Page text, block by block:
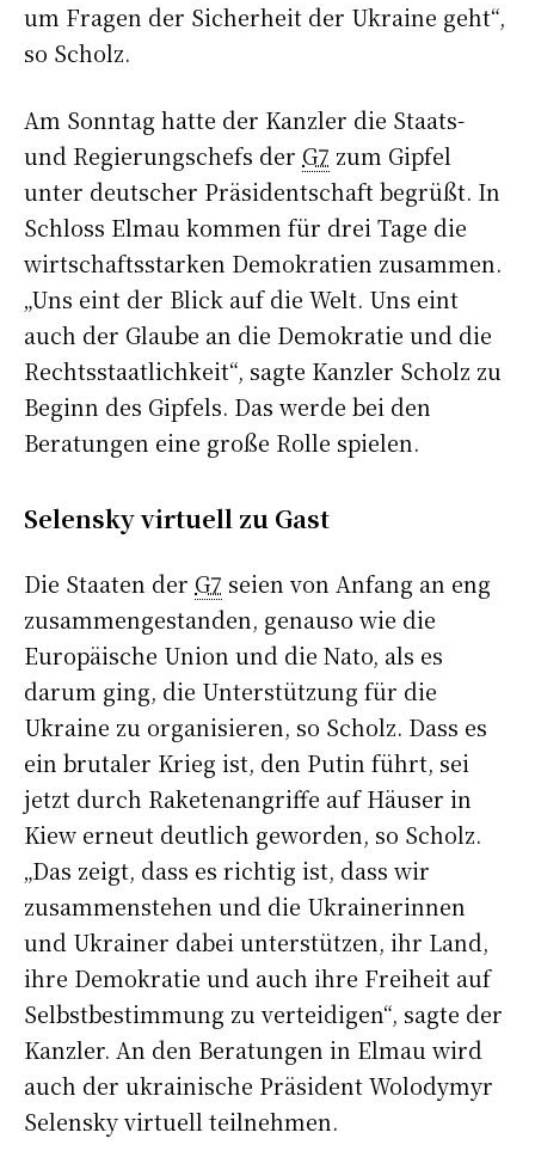
um Fragen der Sicherheit der Ukraine geht“,
so Scholz.
Am Sonntag hatte der Kanzler die Staats-
und Regierungschefs der G7 zum Gipfel
unter deutscher Präsidentschaft begrüßt. In
Schloss Elmau kommen für drei Tage die
wirtschaftsstarken Demokratien zusammen.
„Uns eint der Blick auf die Welt. Uns eint
auch der Glaube an die Demokratie und die
Rechtsstaatlichkeit“, sagte Kanzler Scholz zu
Beginn des Gipfels. Das werde bei den
Beratungen eine große Rolle spielen.
Selensky virtuell zu Gast
Die Staaten der G7 seien von Anfang an eng
zusammengestanden, genauso wie die
Europäische Union und die Nato, als es
darum ging, die Unterstützung für die
Ukraine zu organisieren, so Scholz. Dass es
ein brutaler Krieg ist, den Putin führt, sei
jetzt durch Raketenangriffe auf Häuser in
Kiew erneut deutlich geworden, so Scholz.
„Das zeigt, dass es richtig ist, dass wir
zusammenstehen und die Ukrainerinnen
und Ukrainer dabei unterstützen, ihr Land,
ihre Demokratie und auch ihre Freiheit auf
Selbstbestimmung zu verteidigen“, sagte der
Kanzler. An den Beratungen in Elmau wird
auch der ukrainische Präsident Wolodymyr
Selensky virtuell teilnehmen.